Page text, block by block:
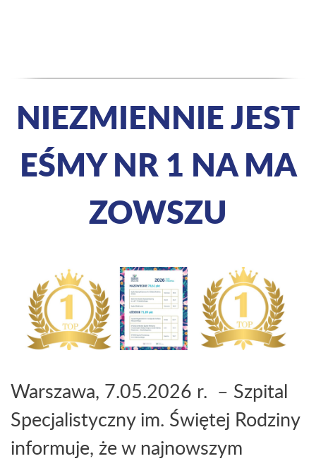
NIEZMIENNIE JEST
EŚMY NR 1 NA MA
ZOWSZU
Warszawa, 7.05.2026 r. – Szpital
Specjalistyczny im. Świętej Rodziny
informuje, że w najnowszym